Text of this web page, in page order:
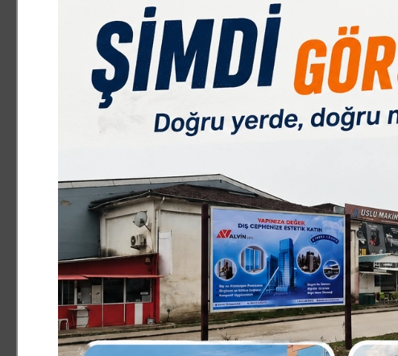
Aşk? isimli yetişkin tiyatro oyununu Yargı Akademi
oyuncuları tarafından yazılan ve sahneye taşınan oyun,
Üniversite öğrencilerinin ve İnegöllü vatandaşların ilgisi yoğun
ara verilen tiyatro gösterisi büyük beğeni topladı.
STOCKHOLM SENDROMU ANLATILDI
İnegöl Kent Müzesi çok amaçlı salonunda Cumartesi günü
yoğun oldu. ?UĞULTU´ Sanat Derneği oyuncuları tarafından
tanıştığı bir erkeğe aşık olarak silah zoru ile evlenen bir
erkeğin aradan uzun bir zaman geçmesi sonucu evlendiği
ortaya çıkmasını kaleme aldığı ?Ayranla Karışık Aşk? isimli
izlediler. 1 buçuk saat süren oyunda; hayal-gerçek
mücadelesi anlatıldı. İzleyicileri kimi zaman güldüren, kimi
tam not aldı.
Oyun sonunda, salonu dolduran vatandaşlar UĞULTU Sanat
alkışladılar.
Haber Merkezi